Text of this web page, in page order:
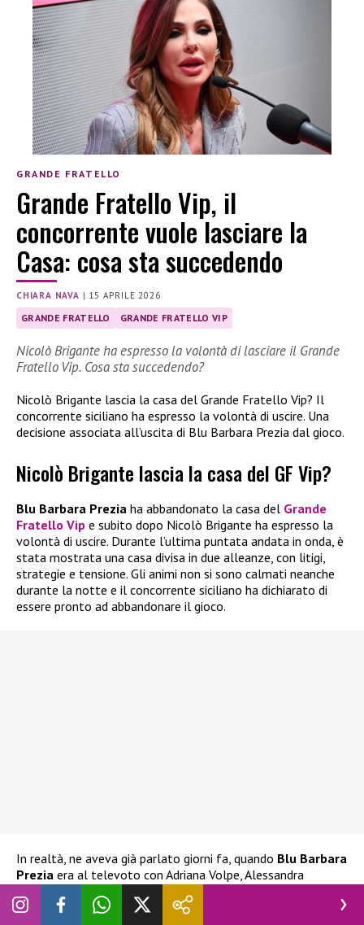
GRANDE FRATELLO
Grande Fratello Vip, il
concorrente vuole lasciare la
Casa: cosa sta succedendo
CHIARA NAVA | 15 APRILE 2026
GRANDE FRATELLO GRANDE FRATELLO VIP
Nicolò Brigante ha espresso la volontà di lasciare il Grande
Fratello Vip. Cosa sta succedendo?
Nicolò Brigante lascia la casa del Grande Fratello Vip? Il
concorrente siciliano ha espresso la volontà di uscire. Una
decisione associata all’uscita di Blu Barbara Prezia dal gioco.
Nicolò Brigante lascia la casa del GF Vip?
Blu Barbara Prezia ha abbandonato la casa del Grande
Fratello Vip e subito dopo Nicolò Brigante ha espresso la
volontà di uscire. Durante l’ultima puntata andata in onda, è
stata mostrata una casa divisa in due alleanze, con litigi,
strategie e tensione. Gli animi non si sono calmati neanche
durante la notte e il concorrente siciliano ha dichiarato di
essere pronto ad abbandonare il gioco.
In realtà, ne aveva già parlato giorni fa, quando Blu Barbara
Prezia era al televoto con Adriana Volpe, Alessandra
l’intenzione di ritirarsinel caso Blu fosse stata eliminata.